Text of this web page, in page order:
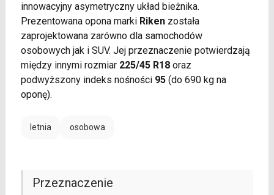
innowacyjny asymetryczny układ bieżnika.
Prezentowana opona marki Rikenzostała
zaprojektowana zarówno dla samochodów
osobowych jak i SUV. Jej przeznaczenie potwierdzają
między innymi rozmiar 225/45 R18oraz
podwyższony indeks nośności 95(do 690 kg na
oponę).
letnia osobowa
Przeznaczenie